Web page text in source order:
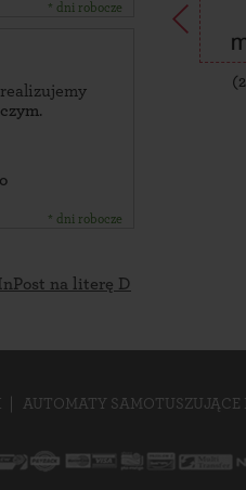
* dni robocze
realizujemy
.
* dni robocze
(
na literę D
AUTOMATY SAMOTUSZUJĄCE